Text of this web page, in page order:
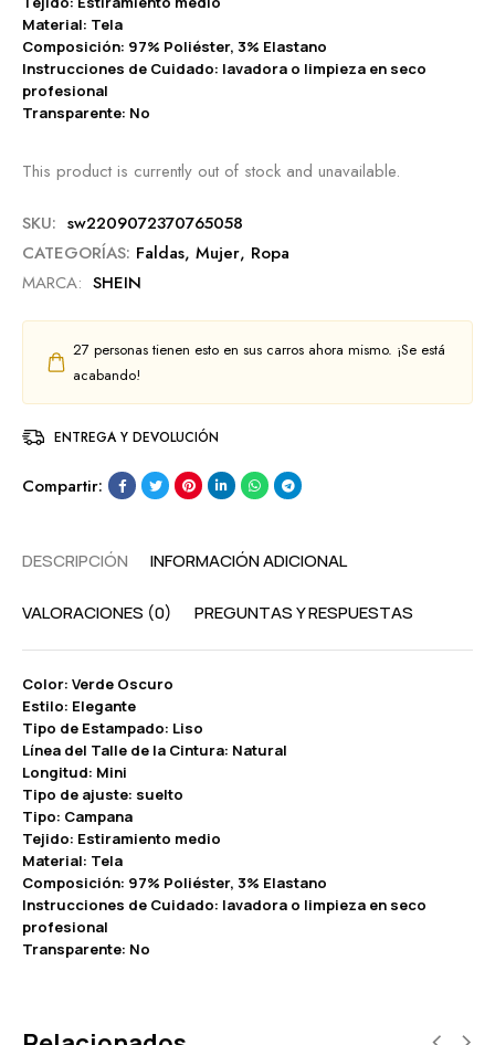
Material: Tela
Composición: 97% Poliéster, 3% Elastano
Instrucciones de Cuidado: lavadora o limpieza en seco
profesional
Transparente: No
This product is currently out of stock and unavailable.
SKU: sw2209072370765058
CATEGORÍAS: Faldas, Mujer, Ropa
MARCA: SHEIN
27 personas tienen esto en sus carros ahora mismo. ¡Se está
acabando!
ENTREGA Y DEVOLUCIÓN
Compartir:
DESCRIPCIÓN INFORMACIÓN ADICIONAL
VALORACIONES (0) PREGUNTAS Y RESPUESTAS
Color: Verde Oscuro
Estilo: Elegante
Tipo de Estampado: Liso
Línea del Talle de la Cintura: Natural
Longitud: Mini
Tipo de ajuste: suelto
Tipo: Campana
Tejido: Estiramiento medio
Material: Tela
Composición: 97% Poliéster, 3% Elastano
Instrucciones de Cuidado: lavadora o limpieza en seco
profesional
Transparente: No